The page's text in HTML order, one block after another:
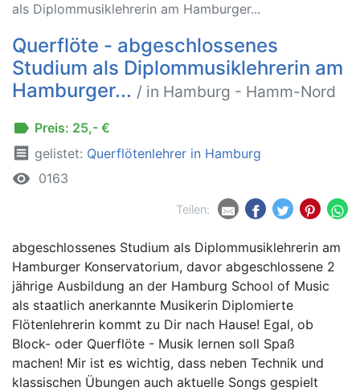
als Diplommusiklehrerin am Hamburger...
Querflöte - abgeschlossenes
Studium als Diplommusiklehrerin am
Hamburger... / in Hamburg - Hamm-Nord
label Preis: 25,- €
receipt gelistet: Querflötenlehrer in Hamburg
remove_red_eye 0163
Teilen:
abgeschlossenes Studium als Diplommusiklehrerin am
Hamburger Konservatorium, davor abgeschlossene 2
jährige Ausbildung an der Hamburg School of Music
als staatlich anerkannte Musikerin Diplomierte
Flötenlehrerin kommt zu Dir nach Hause! Egal, ob
Block- oder Querflöte - Musik lernen soll Spaß
machen! Mir ist es wichtig, dass neben Technik und
klassischen Übungen auch aktuelle Songs gespielt